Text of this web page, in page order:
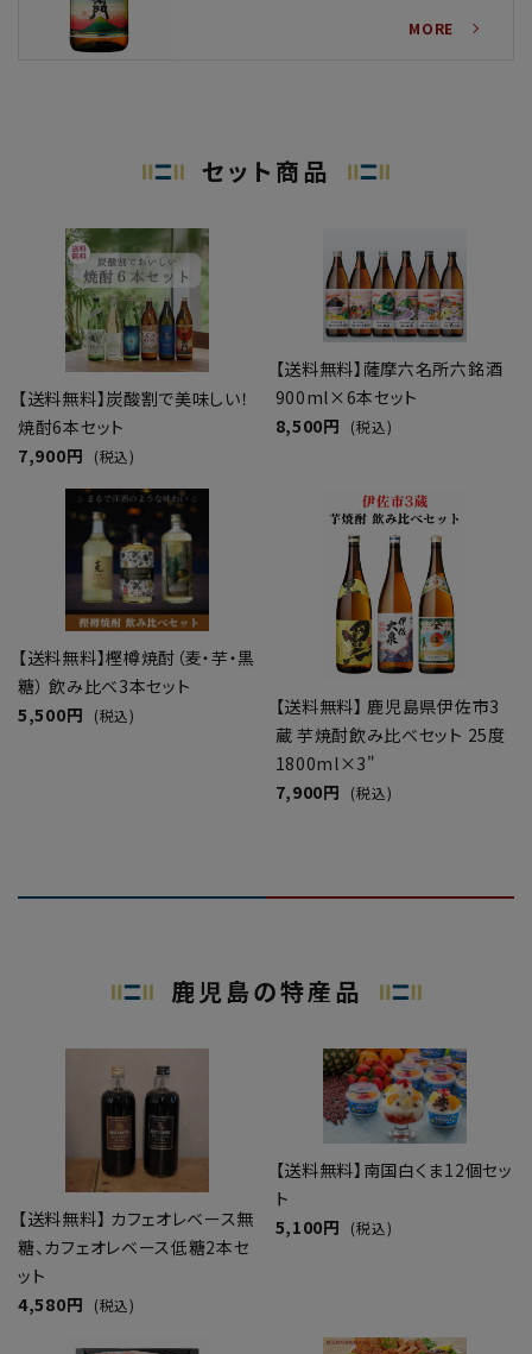
MORE
セット商品
【送料無料】炭酸割で美味しい！
焼酎6本セット
7,900円
(税込)
【送料無料】薩摩六名所六銘酒
900ml×6本セット
8,500円
(税込)
【送料無料】樫樽焼酎（麦・芋・黒
糖） 飲み比べ3本セット
5,500円
(税込)
【送料無料】 鹿児島県伊佐市3
蔵 芋焼酎飲み比べセット 25度
1800ml×3"
7,900円
(税込)
鹿児島の特産品
【送料無料】 カフェオレベース無
糖、カフェオレベース低糖2本セ
ット
4,580円
(税込)
【送料無料】南国白くま12個セッ
ト
5,100円
(税込)